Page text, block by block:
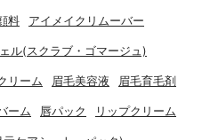
料 アイメイクリムーバー
ル(スクラブ・ゴマージュ)
リーム 眉毛美容液 眉毛育毛剤
ーム 唇パック リップクリーム